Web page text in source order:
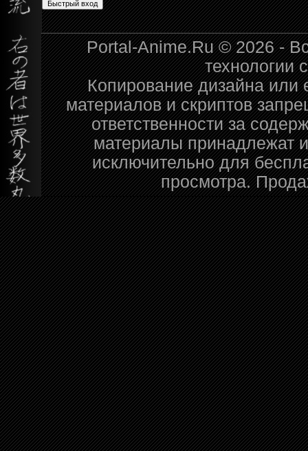
Portal-Anime.Ru © 2026 -
технологии
Копирование дизайна или
материалов и скриптов
ответственности за
материалы принадлежат
исключительно для
просмотра.